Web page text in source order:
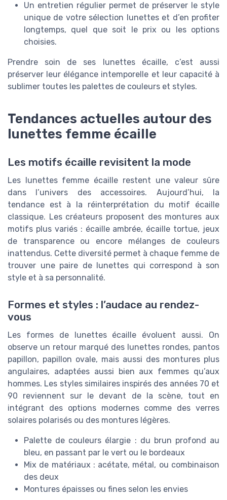
Un entretien régulier permet de préserver le style
unique de votre sélection lunettes et d’en profiter
longtemps, quel que soit le prix ou les options
choisies.
Prendre soin de ses lunettes écaille, c’est aussi
préserver leur élégance intemporelle et leur capacité à
sublimer toutes les palettes de couleurs et styles.
Tendances actuelles autour des
lunettes femme écaille
Les motifs écaille revisitent la mode
Les lunettes femme écaille restent une valeur sûre
dans l’univers des accessoires. Aujourd’hui, la
tendance est à la réinterprétation du motif écaille
classique. Les créateurs proposent des montures aux
motifs plus variés : écaille ambrée, écaille tortue, jeux
de transparence ou encore mélanges de couleurs
inattendus. Cette diversité permet à chaque femme de
trouver une paire de lunettes qui correspond à son
style et à sa personnalité.
Formes et styles : l’audace au rendez-
vous
Les formes de lunettes écaille évoluent aussi. On
observe un retour marqué des lunettes rondes, pantos
papillon, papillon ovale, mais aussi des montures plus
angulaires, adaptées aussi bien aux femmes qu’aux
hommes. Les styles similaires inspirés des années 70 et
90 reviennent sur le devant de la scène, tout en
intégrant des options modernes comme des verres
solaires polarisés ou des montures légères.
Palette de couleurs élargie : du brun profond au
bleu, en passant par le vert ou le bordeaux
Mix de matériaux : acétate, métal, ou combinaison
des deux
Montures épaisses ou fines selon les envies